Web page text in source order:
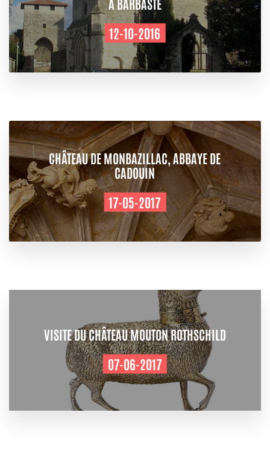
12-10-2016
CHÂTEAU DE MONBAZILLAC, ABBAYE DE
CADOUIN
17-05-2017
VISITE DU CHÂTEAU MOUTON ROTHSCHILD
07-06-2017